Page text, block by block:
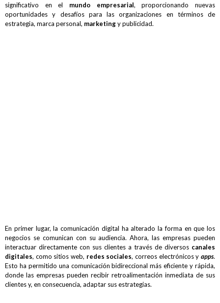
significativo en el mundo empresarial, proporcionando nuevas
oportunidades y desafíos para las organizaciones en términos de
estrategia, marca personal, marketingy publicidad.
En primer lugar, la comunicación digital ha alterado la forma en que los
negocios se comunican con su audiencia. Ahora, las empresas pueden
interactuar directamente con sus clientes a través de diversos canales
digitales, como sitios web, redes sociales, correos electrónicos yapps.
Esto ha permitido una comunicación bidireccional más eficiente y rápida,
donde las empresas pueden recibir retroalimentación inmediata de sus
clientes y, en consecuencia, adaptar sus estrategias.